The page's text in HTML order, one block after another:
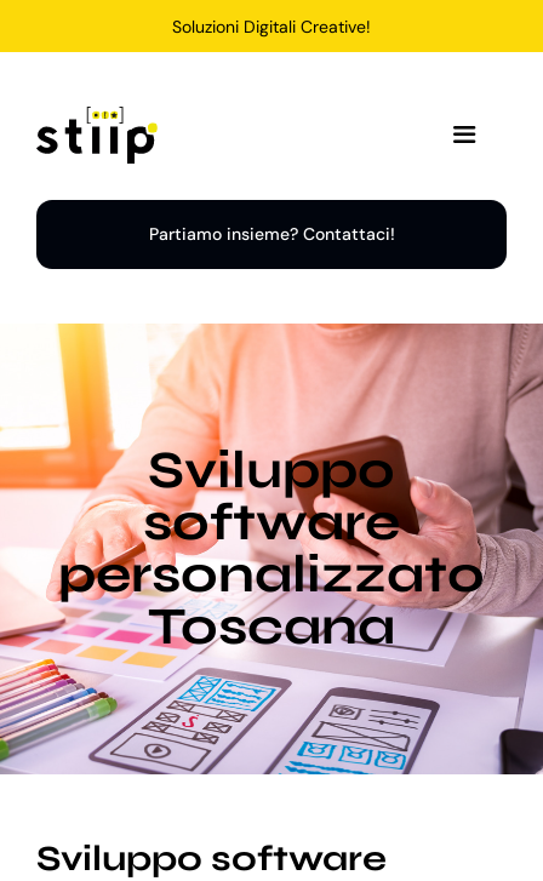
Soluzioni Digitali Creative!
Toggle
Home
Soluzioni
Chi Siamo
Portfolio
Blog
Supporto
Partiamo insieme? Contattaci!
Sviluppo
software
personalizzato
Toscana
Sviluppo software